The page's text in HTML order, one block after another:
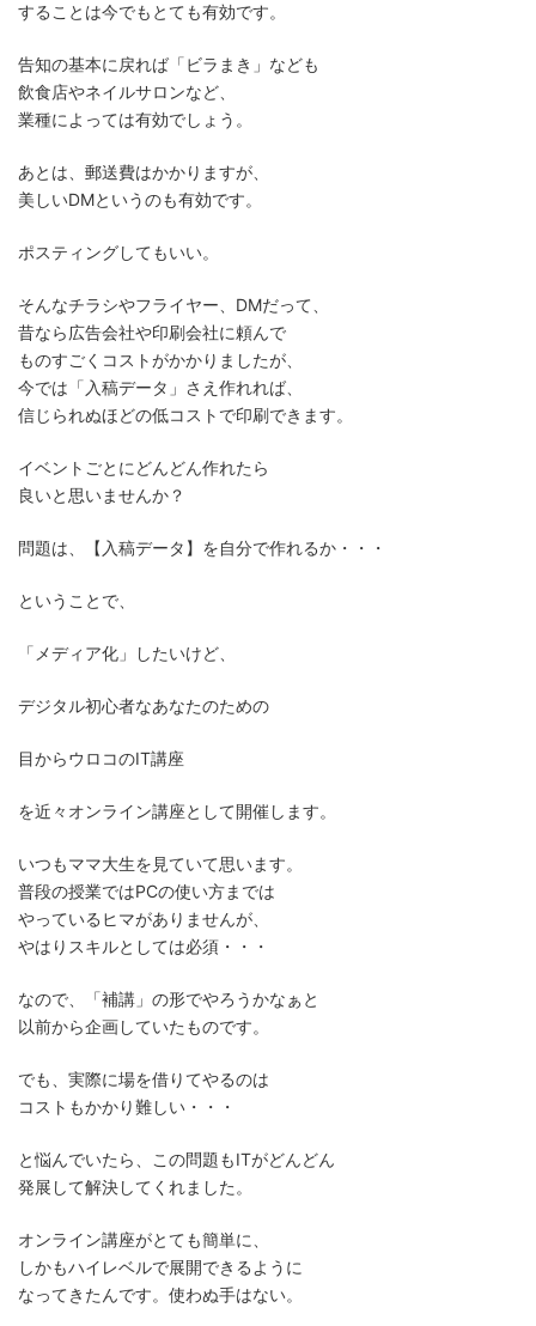
することは今でもとても有効です。
告知の基本に戻れば「ビラまき」なども
飲食店やネイルサロンなど、
業種によっては有効でしょう。
あとは、郵送費はかかりますが、
美しいDMというのも有効です。
ポスティングしてもいい。
そんなチラシやフライヤー、DMだって、
昔なら広告会社や印刷会社に頼んで
ものすごくコストがかかりましたが、
今では「入稿データ」さえ作れれば、
信じられぬほどの低コストで印刷できます。
イベントごとにどんどん作れたら
良いと思いませんか？
問題は、【入稿データ】を自分で作れるか・・・
ということで、
「メディア化」したいけど、
デジタル初心者なあなたのための
目からウロコのIT講座
を近々オンライン講座として開催します。
いつもママ大生を見ていて思います。
普段の授業ではPCの使い方までは
やっているヒマがありませんが、
やはりスキルとしては必須・・・
なので、「補講」の形でやろうかなぁと
以前から企画していたものです。
でも、実際に場を借りてやるのは
コストもかかり難しい・・・
と悩んでいたら、この問題もITがどんどん
発展して解決してくれました。
オンライン講座がとても簡単に、
しかもハイレベルで展開できるように
なってきたんです。使わぬ手はない。